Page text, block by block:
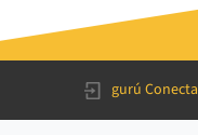
gurú Conecta